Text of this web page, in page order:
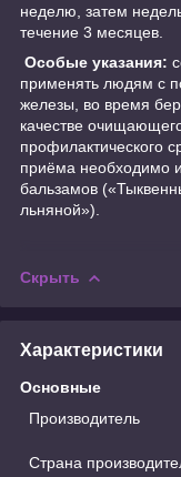
неделю, затем
течение 3 месяцев.
Особые указания:
применять людям с
железы, во время
качестве
профилактического
приёма необходимо
бальзамов
льняной»).
Скрыть
Характеристики
Основные
Производитель
Страна